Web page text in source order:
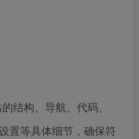
结构、导航、代码、
置等具体细节，确保符